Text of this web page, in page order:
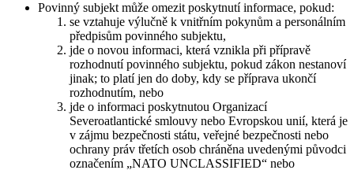
Povinný subjekt může omezit poskytnutí informace, pokud:
se vztahuje výlučně k vnitřním pokynům a personálním
předpisům povinného subjektu,
jde o novou informaci, která vznikla při přípravě
rozhodnutí povinného subjektu, pokud zákon nestanoví
jinak; to platí jen do doby, kdy se příprava ukončí
rozhodnutím, nebo
jde o informaci poskytnutou Organizací
Severoatlantické smlouvy nebo Evropskou unií, která je
v zájmu bezpečnosti státu, veřejné bezpečnosti nebo
ochrany práv třetích osob chráněna uvedenými původci
označením „NATO UNCLASSIFIED“ nebo